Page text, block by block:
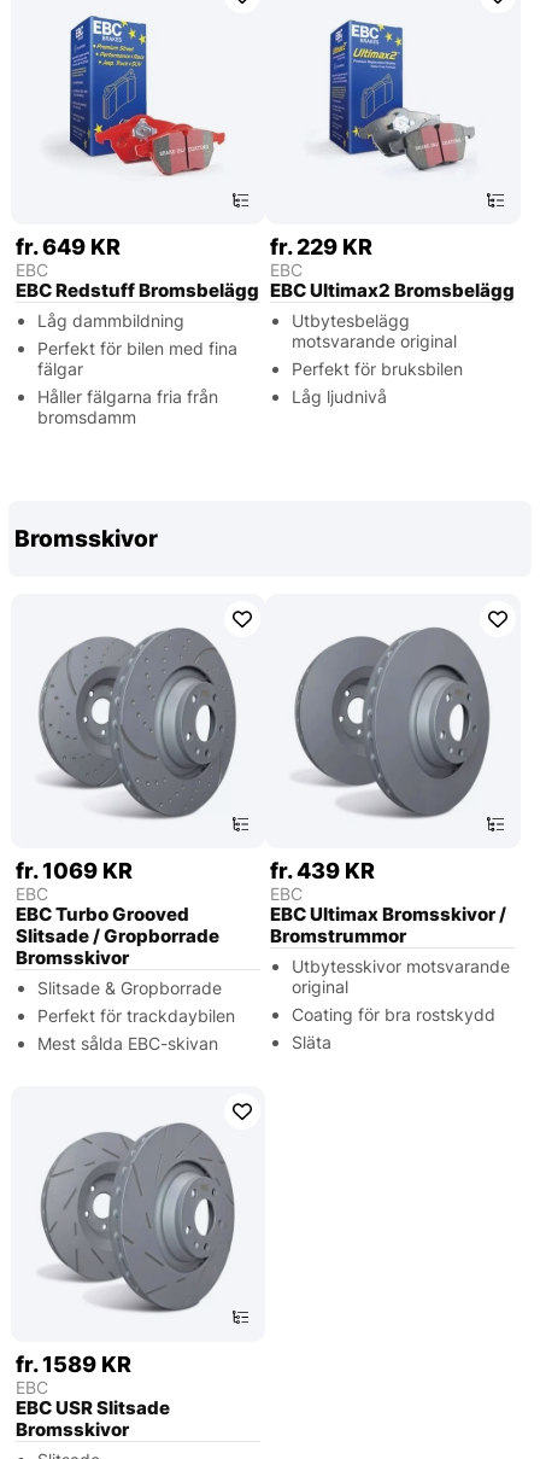
fr. 649 KR
EBC
EBC Redstuff Bromsbelägg
Låg dammbildning
Perfekt för bilen med fina
fälgar
Håller fälgarna fria från
bromsdamm
fr. 229 KR
EBC
EBC Ultimax2 Bromsbelägg
Utbytesbelägg
motsvarande original
Perfekt för bruksbilen
Låg ljudnivå
Bromsskivor
fr. 1069 KR
EBC
EBC Turbo Grooved
Slitsade / Gropborrade
Bromsskivor
Slitsade & Gropborrade
Perfekt för trackdaybilen
Mest sålda EBC-skivan
fr. 439 KR
EBC
EBC Ultimax Bromsskivor /
Bromstrummor
Utbytesskivor motsvarande
original
Coating för bra rostskydd
Släta
fr. 1589 KR
EBC
EBC USR Slitsade
Bromsskivor